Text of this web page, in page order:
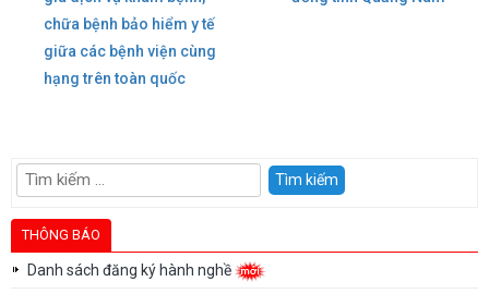
hướng
bài
chữa bệnh bảo hiểm y tế
giữa các bệnh viện cùng
hạng trên toàn quốc
Tìm
kiếm
cho:
THÔNG BÁO
Danh sách đăng ký hành nghề